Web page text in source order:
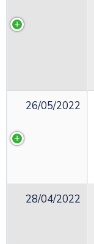
26/05/2022
28/04/2022